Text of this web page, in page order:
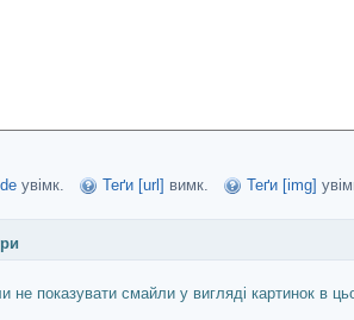
увімк. Теґи [url] вимк. Теґи [img]
не показувати смайли у вигляді картинок в